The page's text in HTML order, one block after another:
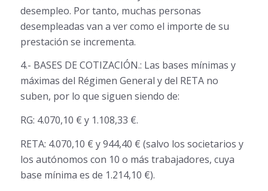
desempleo. Por tanto, muchas personas
desempleadas van a ver como el importe de su
prestación se incrementa.
4.- BASES DE COTIZACIÓN.: Las bases mínimas y
máximas del Régimen General y del RETA no
suben, por lo que siguen siendo de:
RG: 4.070,10 € y 1.108,33 €.
RETA: 4.070,10 € y 944,40 € (salvo los societarios y
los autónomos con 10 o más trabajadores, cuya
base mínima es de 1.214,10 €).